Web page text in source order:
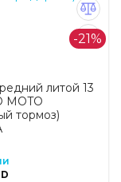
-21%
литой 13
MOTO
тормоз)